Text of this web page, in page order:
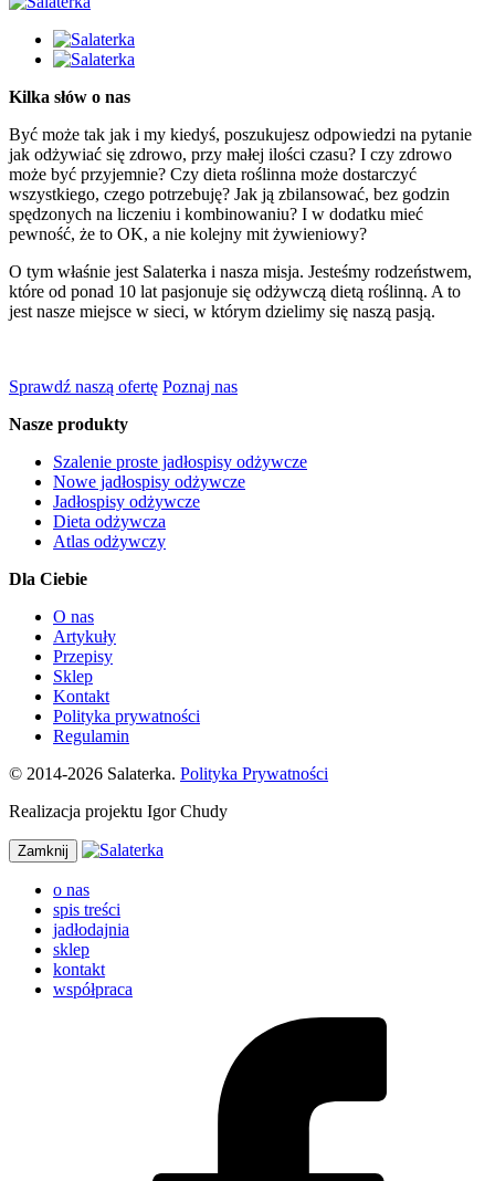
Kilka słów o nas
Być może tak jak i my kiedyś, poszukujesz odpowiedzi na pytanie
jak odżywiać się zdrowo, przy małej ilości czasu? I czy zdrowo
może być przyjemnie? Czy dieta roślinna może dostarczyć
wszystkiego, czego potrzebuję? Jak ją zbilansować, bez godzin
spędzonych na liczeniu i kombinowaniu? I w dodatku mieć
pewność, że to OK, a nie kolejny mit żywieniowy?
O tym właśnie jest Salaterka i nasza misja. Jesteśmy rodzeństwem,
które od ponad 10 lat pasjonuje się odżywczą dietą roślinną. A to
jest nasze miejsce w sieci, w którym dzielimy się naszą pasją.
Sprawdź naszą ofertę Poznaj nas
Nasze produkty
Szalenie proste jadłospisy odżywcze
Nowe jadłospisy odżywcze
Jadłospisy odżywcze
Dieta odżywcza
Atlas odżywczy
Dla Ciebie
O nas
Artykuły
Przepisy
Sklep
Kontakt
Polityka prywatności
Regulamin
© 2014-2026 Salaterka. Polityka Prywatności
Realizacja projektu Igor Chudy
Zamknij
o nas
spis treści
jadłodajnia
sklep
kontakt
współpraca